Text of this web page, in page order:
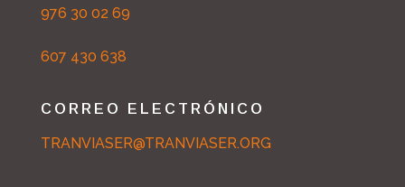
976 30 02 69
607 430 638
CORREO ELECTRÓNICO
TRANVIASER@TRANVIASER.ORG